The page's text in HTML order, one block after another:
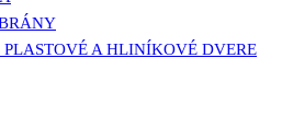
A HLINÍKOVÉ DVERE